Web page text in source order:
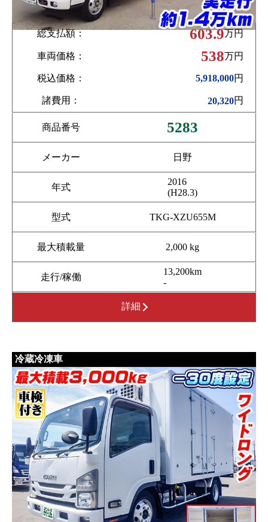
総支払額： 603.9万円
車両価格： 538万円
税込価格： 5,918,000円
諸費用： 20,320円
商品番号 5283
メーカー 日野
年式
2016
(H28.3)
型式 TKG-XZU655M
最大積載量 2,000 kg
走行/稼働
13,200km
-
詳細
冷蔵冷凍車